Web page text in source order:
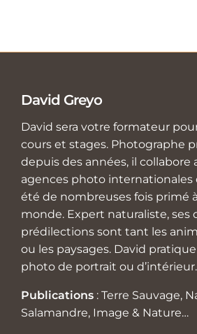
David Greyo
David sera votre formateur
cours et stages. Photographe
depuis des années, il collabore
agences photo internationales
été de nombreuses fois primé
monde. Expert naturaliste, ses
prédilections sont tant les
ou les paysages. David
photo de portrait ou d’intérieur.
Publications : Terre Sauvage,
Salamandre, Image & Nature…